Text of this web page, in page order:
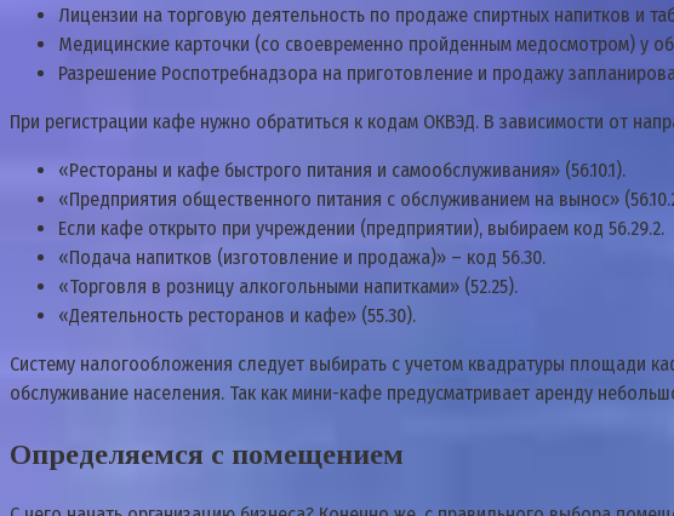
Лицензии на торговую деятельность по продаже спиртных напитков и
Медицинские карточки (со своевременно пройденным медосмотром) у
Разрешение Роспотребнадзора на приготовление и продажу
При регистрации кафе нужно обратиться к кодам ОКВЭД. В зависимости от
«Рестораны и кафе быстрого питания и самообслуживания» (56.10.1).
«Предприятия общественного питания с обслуживанием на вынос»
Если кафе открыто при учреждении (предприятии), выбираем код 56.29.2.
«Подача напитков (изготовление и продажа)» – код 56.30.
«Торговля в розницу алкогольными напитками» (52.25).
«Деятельность ресторанов и кафе» (55.30).
Систему налогообложения следует выбирать с учетом квадратуры площади
обслуживание населения. Так как мини-кафе предусматривает аренду
Определяемся с помещением